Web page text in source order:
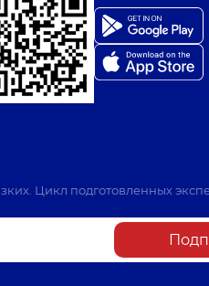
Цикл подготовленных